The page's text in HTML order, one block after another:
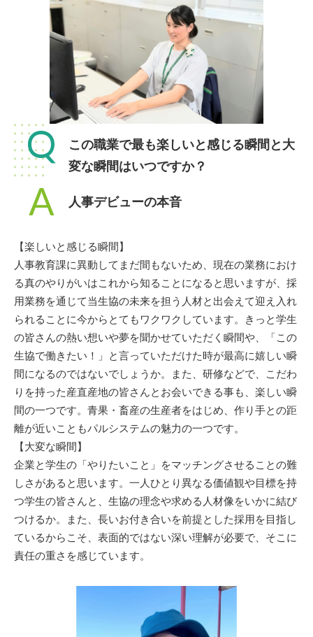
Q
この職業で最も楽しいと感じる瞬間と大
変な瞬間はいつですか？
A 人事デビューの本音
【楽しいと感じる瞬間】
人事教育課に異動してまだ間もないため、現在の業務におけ
る真のやりがいはこれから知ることになると思いますが、採
用業務を通じて当生協の未来を担う人材と出会えて迎え入れ
られることに今からとてもワクワクしています。きっと学生
の皆さんの熱い想いや夢を聞かせていただく瞬間や、「この
生協で働きたい！」と言っていただけた時が最高に嬉しい瞬
間になるのではないでしょうか。また、研修などで、こだわ
りを持った産直産地の皆さんとお会いできる事も、楽しい瞬
間の一つです。青果・畜産の生産者をはじめ、作り手との距
離が近いこともパルシステムの魅力の一つです。
【大変な瞬間】
企業と学生の「やりたいこと」をマッチングさせることの難
しさがあると思います。一人ひとり異なる価値観や目標を持
つ学生の皆さんと、生協の理念や求める人材像をいかに結び
つけるか。また、長いお付き合いを前提とした採用を目指し
ているからこそ、表面的ではない深い理解が必要で、そこに
責任の重さを感じています。